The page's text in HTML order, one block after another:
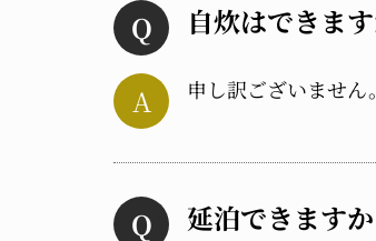
自炊はできま
申し訳ございません
延泊できますか